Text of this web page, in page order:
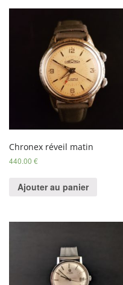
Chronex réveil matin
440.00 €
Ajouter au panier